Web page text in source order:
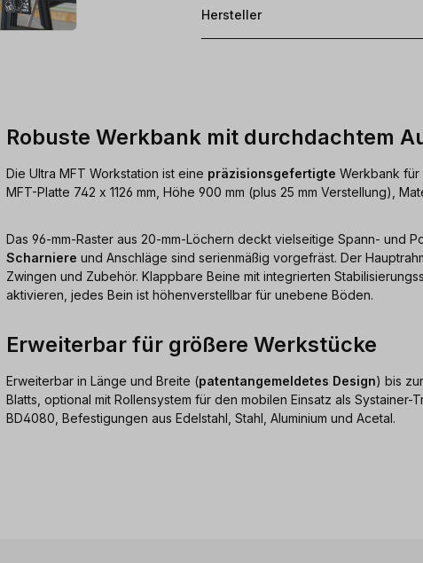
Hersteller
Robuste Werkbank mit durchdachtem
Die Ultra MFT Workstation ist eine präzisionsgefertigte Werkbank für
MFT-Platte 742 x 1126 mm, Höhe 900 mm (plus 25 mm Verstellung),
Das 96-mm-Raster aus 20-mm-Löchern deckt vielseitige Spann- und
Scharniere und Anschläge sind serienmäßig vorgefräst. Der
Zwingen und Zubehör. Klappbare Beine mit integrierten
aktivieren, jedes Bein ist höhenverstellbar für unebene Böden.
Erweiterbar für größere Werkstücke
Erweiterbar in Länge und Breite (patentangemeldetes Design) bis
Blatts, optional mit Rollensystem für den mobilen Einsatz als Systainer-
BD4080, Befestigungen aus Edelstahl, Stahl, Aluminium und Acetal.